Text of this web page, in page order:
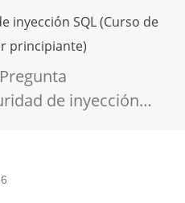
inyección SQL (Curso de
principiante)
Pregunta
de inyección…